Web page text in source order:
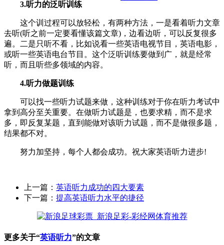
3.听力的泛听训练
这个训过程可以放轻松，有两种方法，一是看着听力文章
去听(听之前一定要看懂该篇文章)，边看边听，可以反复很多
遍。二是只听不看，比如说看一些英语电视节目，英语电影，
或听一些英语电台节目。这个泛听训练要做到广，就是经常
听，而且听些多领域的内容。
4.听力做题训练
可以找一些听力试题来做，这种训练对于你在听力考试中
拿到高分至关重要。在做听力试题是，也要求精，而不是求
多，即反复某题，直到能做对该听力试题，而不是做很多题，
结果都不对。
努力加坚持，每个人都会成功。祝大家英语听力进步!
上一篇： 英语听力成功的四大要素
下一篇： 提高英语听力水平的捷径
更多关于“英语听力”的文章